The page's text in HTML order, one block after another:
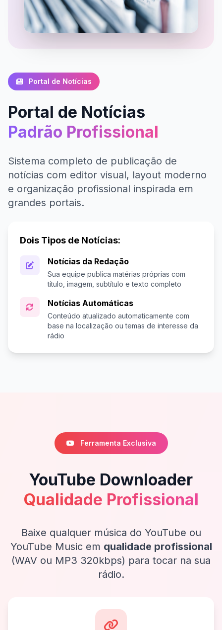
Portal de Notícias
Portal de Notícias
Padrão Profissional
Sistema completo de publicação de
notícias com editor visual, layout moderno
e organização profissional inspirada em
grandes portais.
Dois Tipos de Notícias:
Notícias da Redação
Sua equipe publica matérias próprias com
título, imagem, subtítulo e texto completo
Notícias Automáticas
Conteúdo atualizado automaticamente com
base na localização ou temas de interesse da
rádio
Ferramenta Exclusiva
YouTube Downloader
Qualidade Profissional
Baixe qualquer música do YouTube ou
YouTube Music em qualidade profissional
(WAV ou MP3 320kbps) para tocar na sua
rádio.